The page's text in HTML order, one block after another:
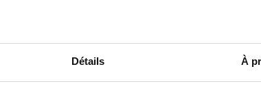
Détails À
marque sur Facebook,
communautés et participe à la